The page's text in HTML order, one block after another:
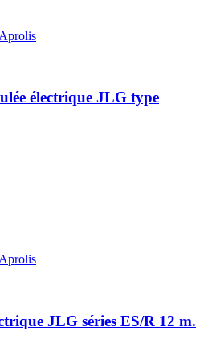
électrique JLG type
JLG séries ES/R 12 m.